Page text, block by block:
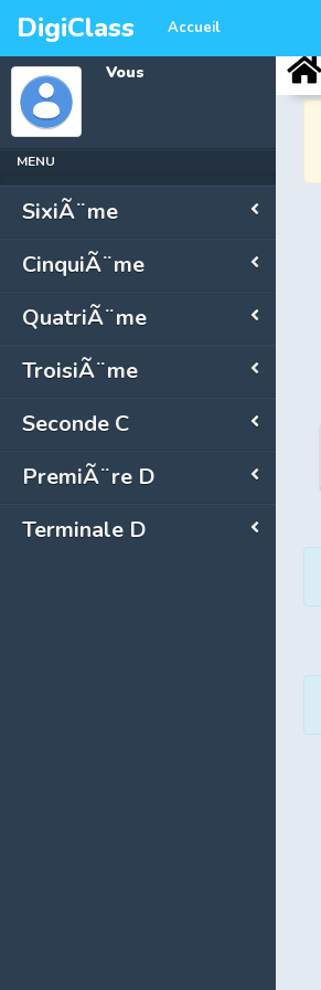
DigiClass Accueil
Vous
MENU
SixiÃ¨me
CinquiÃ¨me
QuatriÃ¨me
TroisiÃ¨me
Seconde C
PremiÃ¨re D
Terminale D